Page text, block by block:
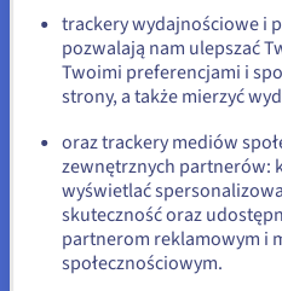
personalizacji, ułatwiając
pedagogicznych. Już teraz
wdrażaj i skaluj swoje zasoby
jest idealna dla nauczycieli i
pośrednictwem własnej strony
wartość każdych zajęć.
Go to Stany
us.ovhcloud.com/
Pozostań na bieżącej
Wybierz inną stronę
trackery wydajnościowe i
pozwalają nam ulepszać
Twoimi preferencjami i
strony, a także mierzyć
oraz trackery mediów
zewnętrznych partnerów:
wyświetlać
skuteczność oraz
partnerom reklamowym i
społecznościowym.